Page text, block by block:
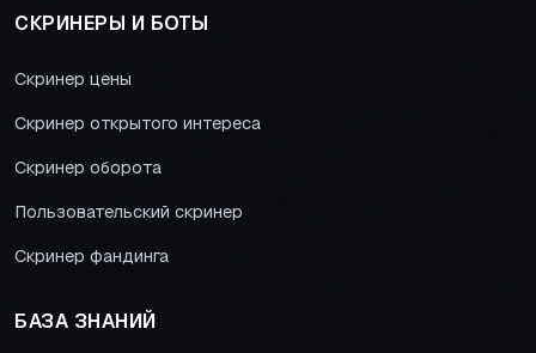
СКРИНЕРЫ И БОТЫ
Скринер цены
Скринер открытого интереса
Скринер оборота
Пользовательский скринер
Скринер фандинга
БАЗА ЗНАНИЙ